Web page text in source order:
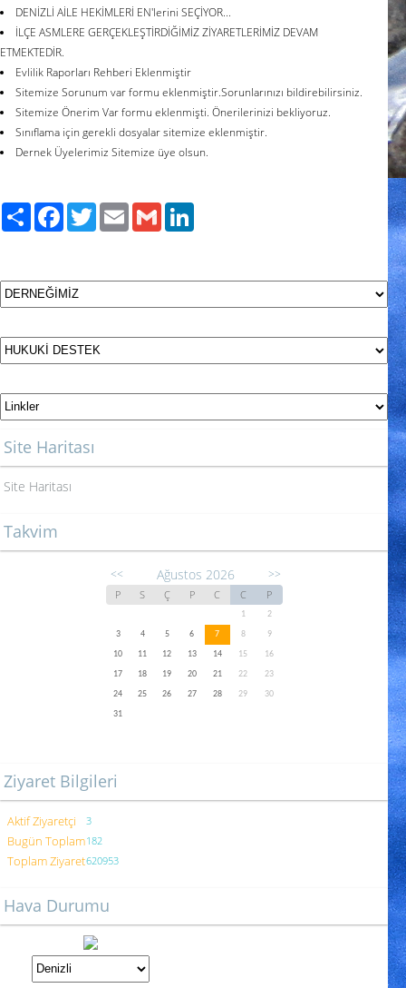
DENİZLİ AİLE HEKİMLERİ EN'lerini SEÇİYOR...
İLÇE ASMLERE GERÇEKLEŞTİRDİĞİMİZ ZİYARETLERİMİZ DEVAM
ETMEKTEDİR.
Evlilik Raporları Rehberi Eklenmiştir
Sitemize Sorunum var formu eklenmiştir.Sorunlarınızı bildirebilirsiniz.
Sitemize Önerim Var formu eklenmişti. Önerilerinizi bekliyoruz.
Sınıflama için gerekli dosyalar sitemize eklenmiştir.
Dernek Üyelerimiz Sitemize üye olsun.
PaylaşFacebook
TwitterEmailGmail
Site Haritası
Site Haritası
Takvim
<< Ağustos 2026 >>
P S Ç P C C P
1
2
3
4 5 6 7 8
9
10
11 12 13 14 15
16
17
18 19 20 21 22
23
24
25 26 27 28 29
30
31
Ziyaret Bilgileri
Aktif Ziyaretçi 3
Bugün Toplam182
Toplam Ziyaret620953
Hava Durumu